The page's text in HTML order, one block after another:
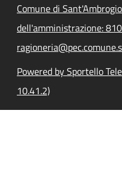
Comune di
dell'amministrazione:
Powered by Sportello
10.41.2)